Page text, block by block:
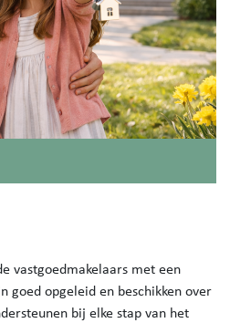
vastgoedmakelaars met een
goed opgeleid en beschikken over
bij elke stap van het